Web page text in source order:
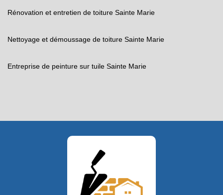
Rénovation et entretien de toiture Sainte Marie
Nettoyage et démoussage de toiture Sainte Marie
Entreprise de peinture sur tuile Sainte Marie